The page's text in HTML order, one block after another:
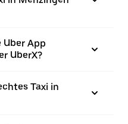
App
UberX?
Taxi in